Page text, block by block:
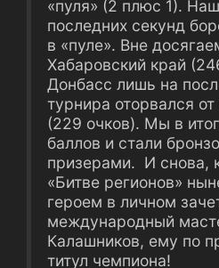
«пуля» (2 плюс 1).
последних секунд
в «пуле». Вне
Хабаровский край
Донбасс лишь на
турнира оторвался
(229 очков). Мы в
баллов и стали
призерами. И снова,
«Битве регионов»
героем в личном
международный
Калашников, ему по
титул чемпиона!